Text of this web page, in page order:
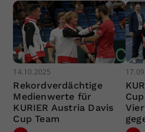
14.10.2025
Rekordverdächtige
Medienwerte für
KURIER Austria Davis
Cup Team